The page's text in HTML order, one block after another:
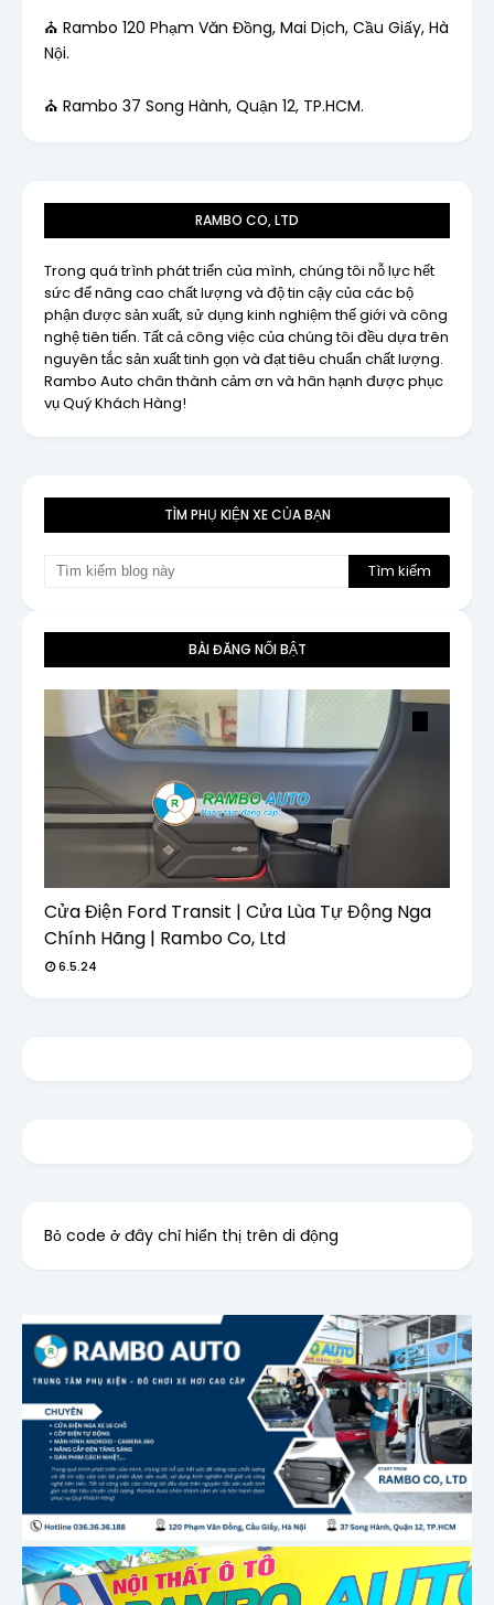
⛪ Rambo 120 Phạm Văn Đồng, Mai Dịch, Cầu Giấy, Hà
Nội.
⛪ Rambo 37 Song Hành, Quận 12, TP.HCM.
RAMBO CO, LTD
Trong quá trình phát triển của mình, chúng tôi nỗ lực hết
sức để nâng cao chất lượng và độ tin cậy của các bộ
phận được sản xuất, sử dụng kinh nghiệm thế giới và công
nghệ tiên tiến. Tất cả công việc của chúng tôi đều dựa trên
nguyên tắc sản xuất tinh gọn và đạt tiêu chuẩn chất lượng.
Rambo Auto chân thành cảm ơn và hân hạnh được phục
vụ Quý Khách Hàng!
TÌM PHỤ KIỆN XE CỦA BẠN
BÀI ĐĂNG NỔI BẬT
Cửa Điện Ford Transit | Cửa Lùa Tự Động Nga
Chính Hãng | Rambo Co, Ltd
6.5.24
Bỏ code ở đây chỉ hiển thị trên di động